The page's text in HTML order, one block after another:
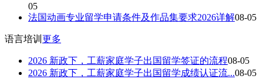
05
法国动画专业留学申请条件及作品集要求2026详解08-05
语言培训 更多
2026 新政下，工薪家庭学子出国留学签证的流程08-05
2026 新政下，工薪家庭学子出国留学成绩认证流...08-05